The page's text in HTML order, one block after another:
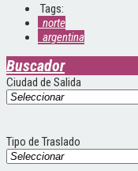
Tags:
norte
argentina
Buscador
Ciudad de Salida
Tipo de Traslado